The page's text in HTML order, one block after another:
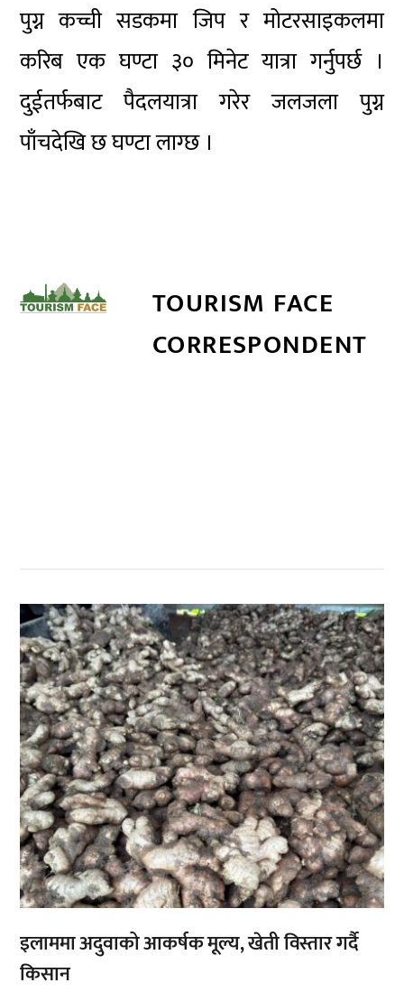
पुग्न कच्ची सडकमा जिप र मोटरसाइकलमा
करिब एक घण्टा ३० मिनेट यात्रा गर्नुपर्छ ।
दुईतर्फबाट पैदलयात्रा गरेर जलजला पुग्न
पाँचदेखि छ घण्टा लाग्छ ।
TOURISM FACE
CORRESPONDENT
,
इलाममा अदुवाको आकर्षक मूल्य, खेती विस्तार गर्दै
किसान